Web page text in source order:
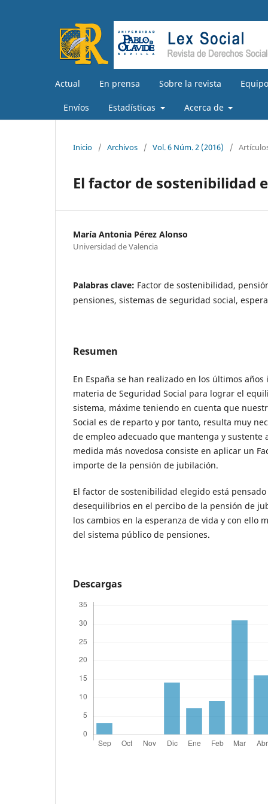
Actual En prensa Sobre la revista
Envíos Estadísticas Acerca de
Inicio / Archivos / Vol. 6 Núm. 2 (2016) /
El factor de sostenibilidad
María Antonia Pérez Alonso
Universidad de Valencia
Palabras clave: Factor de sostenibilidad,
pensiones, sistemas de seguridad social,
Resumen
En España se han realizado en los últimos
materia de Seguridad Social para lograr el
sistema, máxime teniendo en cuenta que
Social es de reparto y por tanto, resulta muy
de empleo adecuado que mantenga y sustente
medida más novedosa consiste en aplicar un
importe de la pensión de jubilación.
El factor de sostenibilidad elegido está
desequilibrios en el percibo de la pensión de
los cambios en la esperanza de vida y con ello
del sistema público de pensiones.
Descargas